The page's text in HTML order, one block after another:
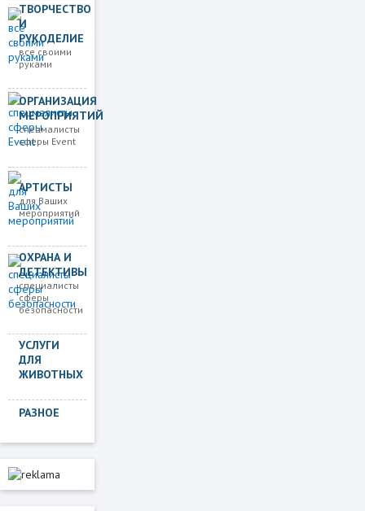
ТВОРЧЕСТВО
И
РУКОДЕЛИЕ
все своими
руками
ОРГАНИЗАЦИЯ
МЕРОПРИЯТИЙ
спецмалисты
сферы Event
АРТИСТЫ
для Ваших
мероприятий
ОХРАНА И
ДЕТЕКТИВЫ
специалисты
сферы
безопасности
УСЛУГИ
ДЛЯ
ЖИВОТНЫХ
РАЗНОЕ